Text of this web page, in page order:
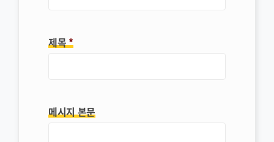
제목*
메시지 본문